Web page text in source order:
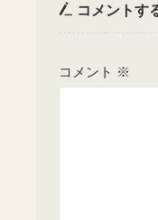
コメントす
コメント ※